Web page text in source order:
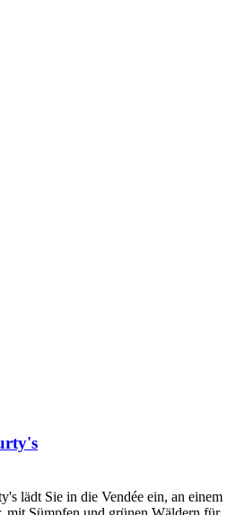
lädt Sie in die Vendée ein, an einem